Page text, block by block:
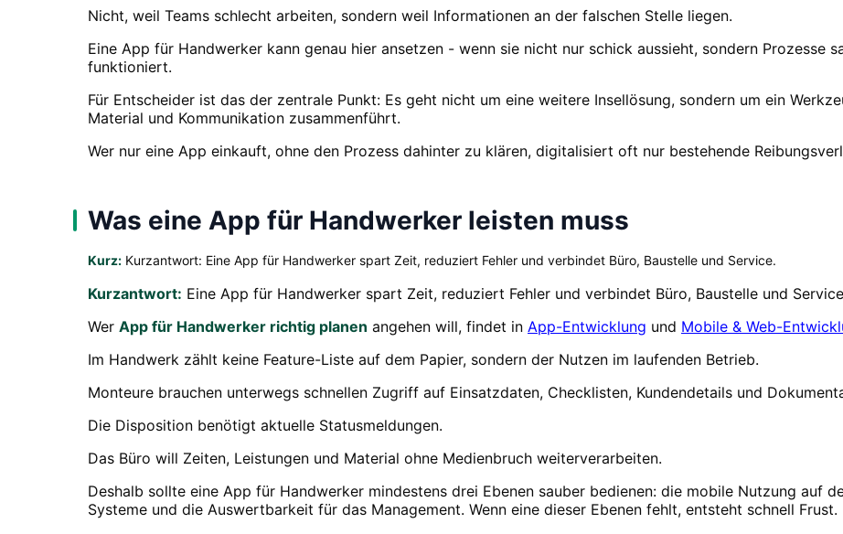
Nicht, weil Teams schlecht arbeiten, sondern weil Informationen an der falschen Stelle liegen.
Eine App für Handwerker kann genau hier ansetzen - wenn sie nicht nur schick aussieht, sondern Prozesse
funktioniert.
Für Entscheider ist das der zentrale Punkt: Es geht nicht um eine weitere Insellösung, sondern um ein
Material und Kommunikation zusammenführt.
Wer nur eine App einkauft, ohne den Prozess dahinter zu klären, digitalisiert oft nur bestehende
Was eine App für Handwerker leisten muss
Kurz: Kurzantwort: Eine App für Handwerker spart Zeit, reduziert Fehler und verbindet Büro, Baustelle und Service.
Kurzantwort: Eine App für Handwerker spart Zeit, reduziert Fehler und verbindet Büro, Baustelle und
Wer App für Handwerker richtig planen angehen will, findet in App-Entwicklung und Mobile & Web-
Im Handwerk zählt keine Feature-Liste auf dem Papier, sondern der Nutzen im laufenden Betrieb.
Monteure brauchen unterwegs schnellen Zugriff auf Einsatzdaten, Checklisten, Kundendetails und
Die Disposition benötigt aktuelle Statusmeldungen.
Das Büro will Zeiten, Leistungen und Material ohne Medienbruch weiterverarbeiten.
Deshalb sollte eine App für Handwerker mindestens drei Ebenen sauber bedienen: die mobile Nutzung auf
Systeme und die Auswertbarkeit für das Management. Wenn eine dieser Ebenen fehlt, entsteht schnell Frust.